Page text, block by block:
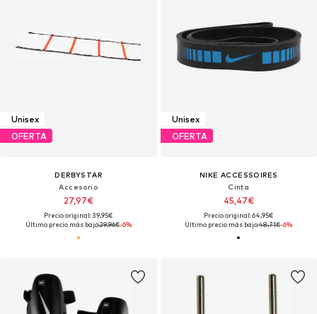
Unisex
OFERTA
DERBYSTAR
Accesorio
27,97€
Precio original: 39,95€
Último precio más bajo:29,96€-6%
Unisex
OFERTA
NIKE ACCESSOIRES
Cinta
45,47€
Precio original: 64,95€
Último precio más bajo:48,71€-6%